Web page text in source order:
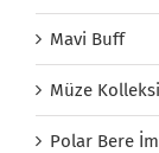
Mavi Buff
Müze
Polar Bere